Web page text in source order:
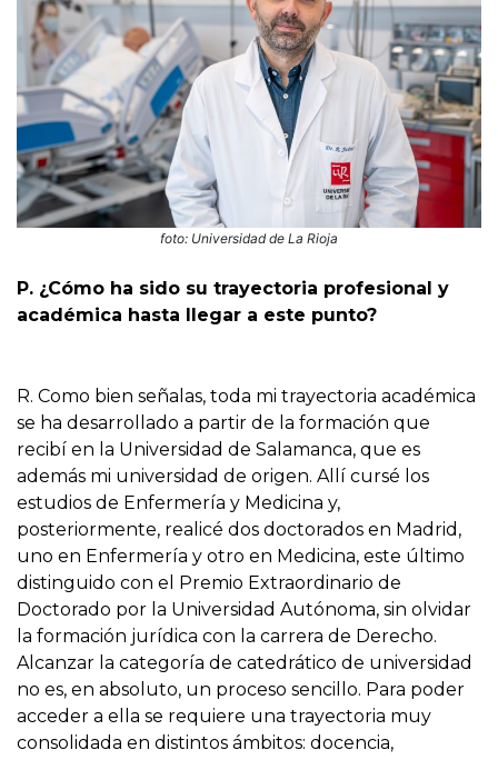
foto: Universidad de La Rioja
P. ¿Cómo ha sido su trayectoria profesional y
académica hasta llegar a este punto?
R. Como bien señalas, toda mi trayectoria académica
se ha desarrollado a partir de la formación que
recibí en la Universidad de Salamanca, que es
además mi universidad de origen. Allí cursé los
estudios de Enfermería y Medicina y,
posteriormente, realicé dos doctorados en Madrid,
uno en Enfermería y otro en Medicina, este último
distinguido con el Premio Extraordinario de
Doctorado por la Universidad Autónoma, sin olvidar
la formación jurídica con la carrera de Derecho.
Alcanzar la categoría de catedrático de universidad
no es, en absoluto, un proceso sencillo. Para poder
acceder a ella se requiere una trayectoria muy
consolidada en distintos ámbitos: docencia,